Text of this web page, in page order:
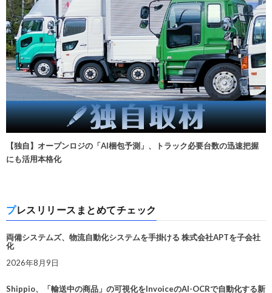
【独自】オープンロジの「AI梱包予測」、トラック必要台数の迅速把握
にも活用本格化
プレスリリースまとめてチェック
両備システムズ、物流自動化システムを手掛ける 株式会社APTを子会社
化
2026年8月9日
Shippio、「輸送中の商品」の可視化をInvoiceのAI-OCRで自動化する新